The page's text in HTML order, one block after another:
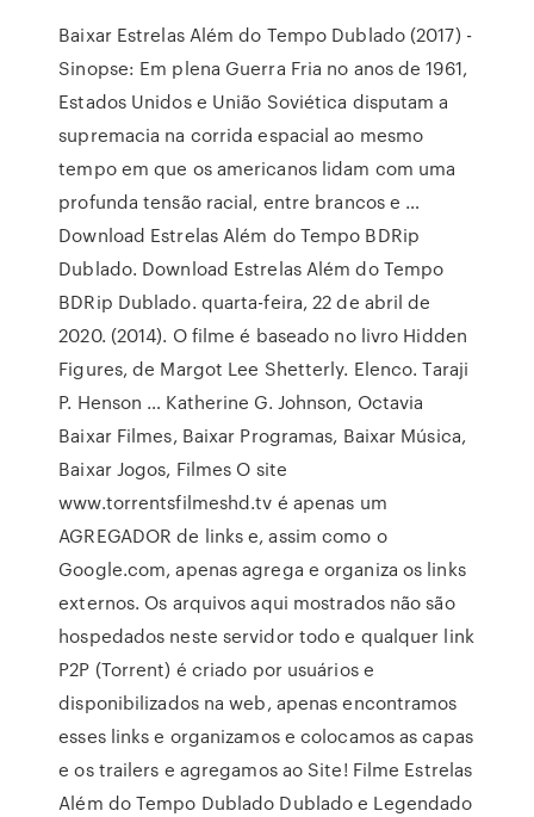
Baixar Estrelas Além do Tempo Dublado (2017) -
Sinopse: Em plena Guerra Fria no anos de 1961,
Estados Unidos e União Soviética disputam a
supremacia na corrida espacial ao mesmo
tempo em que os americanos lidam com uma
profunda tensão racial, entre brancos e …
Download Estrelas Além do Tempo BDRip
Dublado. Download Estrelas Além do Tempo
BDRip Dublado. quarta-feira, 22 de abril de
2020. (2014). O filme é baseado no livro Hidden
Figures, de Margot Lee Shetterly. Elenco. Taraji
P. Henson … Katherine G. Johnson, Octavia
Baixar Filmes, Baixar Programas, Baixar Música,
Baixar Jogos, Filmes O site
www.torrentsfilmeshd.tv é apenas um
AGREGADOR de links e, assim como o
Google.com, apenas agrega e organiza os links
externos. Os arquivos aqui mostrados não são
hospedados neste servidor todo e qualquer link
P2P (Torrent) é criado por usuários e
disponibilizados na web, apenas encontramos
esses links e organizamos e colocamos as capas
e os trailers e agregamos ao Site! Filme Estrelas
Além do Tempo Dublado Dublado e Legendado